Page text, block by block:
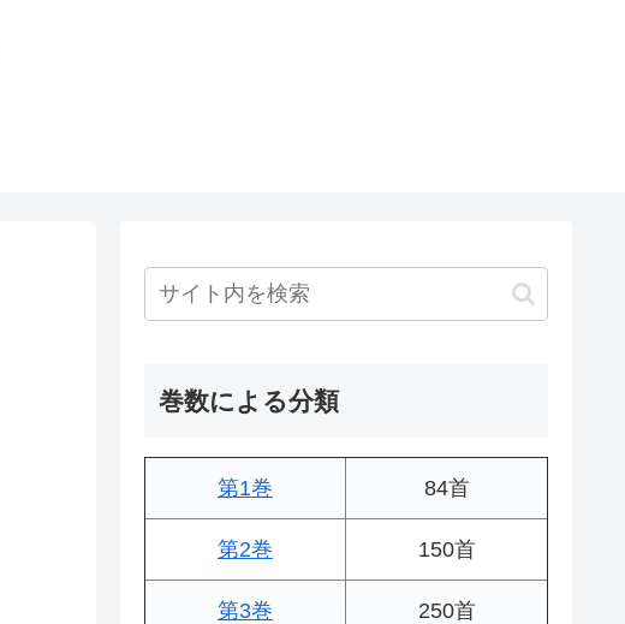
巻数による分類
第1巻 84首
第2巻 150首
第3巻 250首